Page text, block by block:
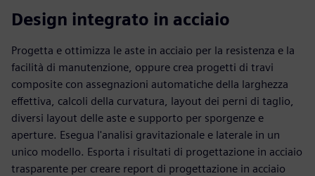
Design integrato in acciaio
Progetta e ottimizza le aste in acciaio per la resistenza e la
facilità di manutenzione, oppure crea progetti di travi
composite con assegnazioni automatiche della larghezza
effettiva, calcoli della curvatura, layout dei perni di taglio,
diversi layout delle aste e supporto per sporgenze e
aperture. Esegua l'analisi gravitazionale e laterale in un
unico modello. Esporta i risultati di progettazione in acciaio
trasparente per creare report di progettazione in acciaio